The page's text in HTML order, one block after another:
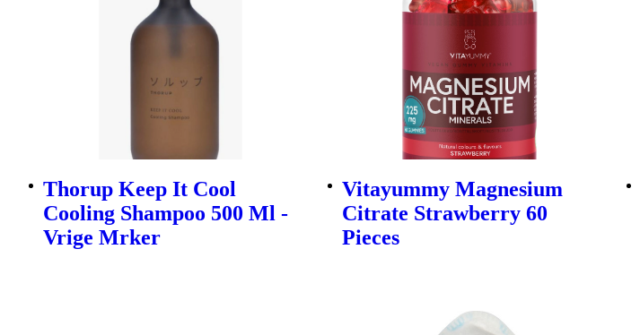
Thorup Keep It Cool
Cooling Shampoo 500 Ml -
Vrige Mrker
Vitayummy Magnesium
Citrate Strawberry 60
Pieces